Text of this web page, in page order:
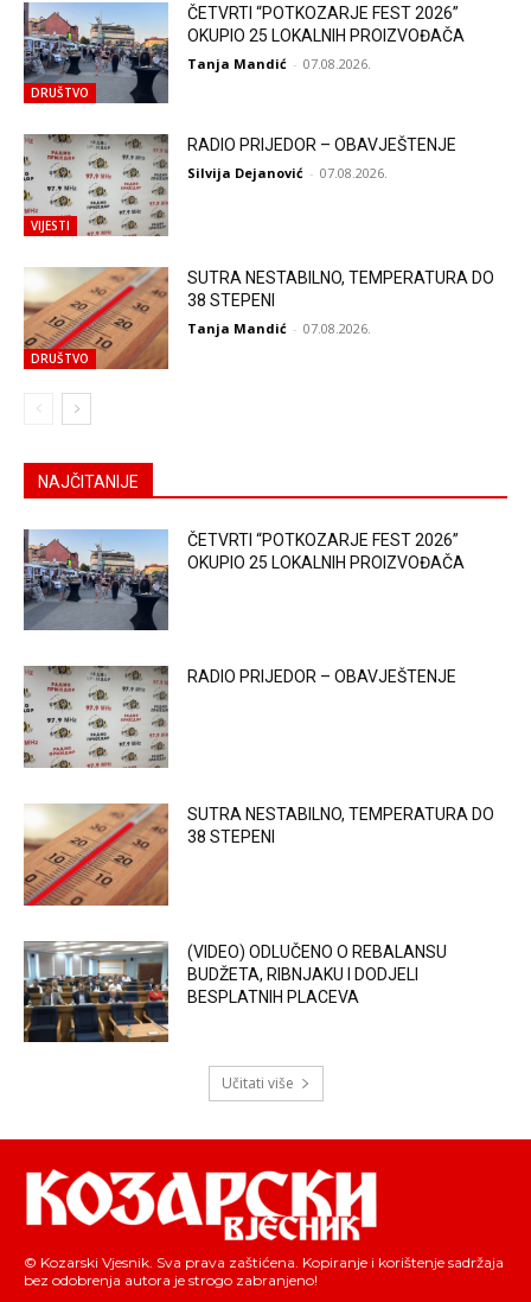
DRUŠTVO
ČETVRTI “POTKOZARJE FEST 2026”
OKUPIO 25 LOKALNIH PROIZVOĐAČA
Tanja Mandić - 07.08.2026.
VIJESTI
RADIO PRIJEDOR – OBAVJEŠTENJE
Silvija Dejanović - 07.08.2026.
DRUŠTVO
SUTRA NESTABILNO, TEMPERATURA DO
38 STEPENI
Tanja Mandić - 07.08.2026.
NAJČITANIJE
ČETVRTI “POTKOZARJE FEST 2026”
OKUPIO 25 LOKALNIH PROIZVOĐAČA
RADIO PRIJEDOR – OBAVJEŠTENJE
SUTRA NESTABILNO, TEMPERATURA DO
38 STEPENI
(VIDEO) ODLUČENO O REBALANSU
BUDŽETA, RIBNJAKU I DODJELI
BESPLATNIH PLACEVA
Učitati više
© Kozarski Vjesnik. Sva prava zaštićena. Kopiranje i korištenje sadržaja
bez odobrenja autora je strogo zabranjeno!